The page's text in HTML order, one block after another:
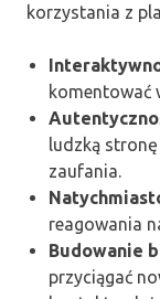
korzystania z
komentować
ludzką
zaufania.
reagowania
Budowanie
przyciągać